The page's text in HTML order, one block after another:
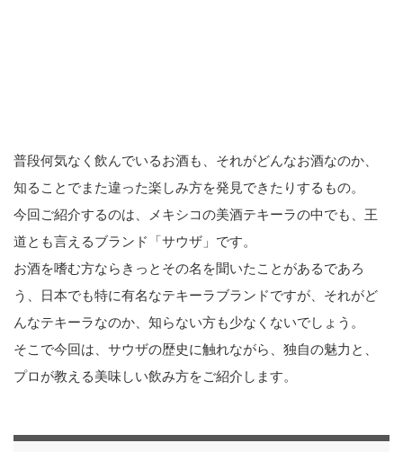
普段何気なく飲んでいるお酒も、それがどんなお酒なのか、
知ることでまた違った楽しみ方を発見できたりするもの。
今回ご紹介するのは、メキシコの美酒テキーラの中でも、王
道とも言えるブランド「サウザ」です。
お酒を嗜む方ならきっとその名を聞いたことがあるであろ
う、日本でも特に有名なテキーラブランドですが、それがど
んなテキーラなのか、知らない方も少なくないでしょう。
そこで今回は、サウザの歴史に触れながら、独自の魅力と、
プロが教える美味しい飲み方をご紹介します。